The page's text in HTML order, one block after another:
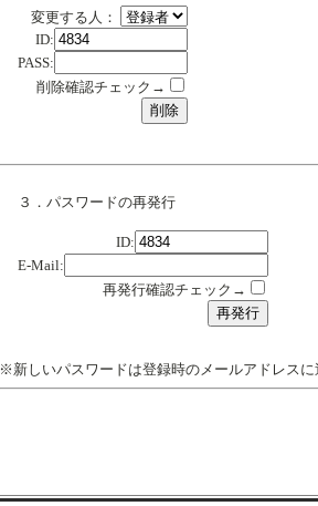
変更する人：
ID:
PASS:
削除確認チェック→
３．パスワードの再発行
ID:
E-Mail:
再発行確認チェック→
※新しいパスワードは登録時のメールアドレスに